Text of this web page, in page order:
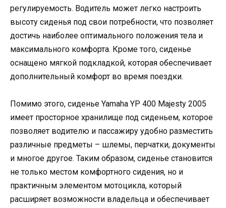
регулируемость. Водитель может легко настроить
высоту сиденья под свои потребности, что позволяет
достичь наиболее оптимального положения тела и
максимального комфорта. Кроме того, сиденье
оснащено мягкой подкладкой, которая обеспечивает
дополнительный комфорт во время поездки.
Помимо этого, сиденье Yamaha YP 400 Majesty 2005
имеет просторное хранилище под сиденьем, которое
позволяет водителю и пассажиру удобно разместить
различные предметы – шлемы, перчатки, документы
и многое другое. Таким образом, сиденье становится
не только местом комфортного сидения, но и
практичным элементом мотоцикла, который
расширяет возможности владельца и обеспечивает